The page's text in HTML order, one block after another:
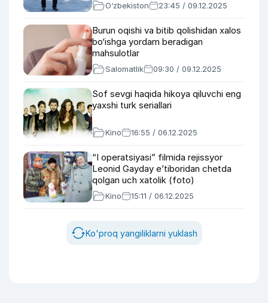
O‘zbekiston 23:45 / 09.12.2025
Burun oqishi va bitib qolishidan xalos
bo‘ishga yordam beradigan
mahsulotlar
Salomatlik 09:30 / 09.12.2025
Sof sevgi haqida hikoya qiluvchi eng
yaxshi turk seriallari
Kino 16:55 / 06.12.2025
“I operatsiyasi” filmida rejissyor
Leonid Gayday e’tiboridan chetda
qolgan uch xatolik (foto)
Kino 15:11 / 06.12.2025
Ko'proq yangiliklarni yuklash